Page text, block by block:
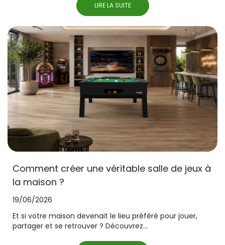
LIRE LA SUITE
Comment créer une véritable salle de jeux à
la maison ?
19/06/2026
Et si votre maison devenait le lieu préféré pour jouer,
partager et se retrouver ? Découvrez...